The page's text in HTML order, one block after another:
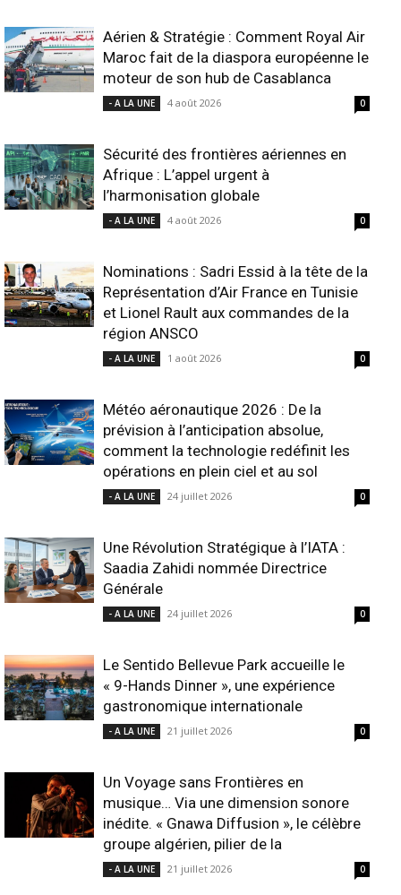
Aérien & Stratégie : Comment Royal Air
Maroc fait de la diaspora européenne le
moteur de son hub de Casablanca
- A LA UNE 4 août 2026 0
Sécurité des frontières aériennes en
Afrique : L’appel urgent à
l’harmonisation globale
- A LA UNE 4 août 2026 0
Nominations : Sadri Essid à la tête de la
Représentation d’Air France en Tunisie
et Lionel Rault aux commandes de la
région ANSCO
- A LA UNE 1 août 2026 0
Météo aéronautique 2026 : De la
prévision à l’anticipation absolue,
comment la technologie redéfinit les
opérations en plein ciel et au sol
- A LA UNE 24 juillet 2026 0
Une Révolution Stratégique à l’IATA :
Saadia Zahidi nommée Directrice
Générale
- A LA UNE 24 juillet 2026 0
Le Sentido Bellevue Park accueille le
« 9-Hands Dinner », une expérience
gastronomique internationale
- A LA UNE 21 juillet 2026 0
Un Voyage sans Frontières en
musique… Via une dimension sonore
inédite. « Gnawa Diffusion », le célèbre
groupe algérien, pilier de la
- A LA UNE 21 juillet 2026 0